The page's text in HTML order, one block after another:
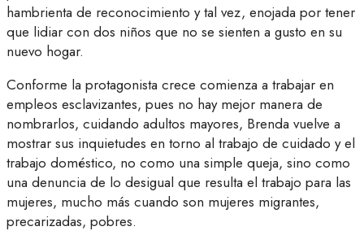
hambrienta de reconocimiento y tal vez, enojada por tener
que lidiar con dos niños que no se sienten a gusto en su
nuevo hogar.
Conforme la protagonista crece comienza a trabajar en
empleos esclavizantes, pues no hay mejor manera de
nombrarlos, cuidando adultos mayores, Brenda vuelve a
mostrar sus inquietudes en torno al trabajo de cuidado y el
trabajo doméstico, no como una simple queja, sino como
una denuncia de lo desigual que resulta el trabajo para las
mujeres, mucho más cuando son mujeres migrantes,
precarizadas, pobres.